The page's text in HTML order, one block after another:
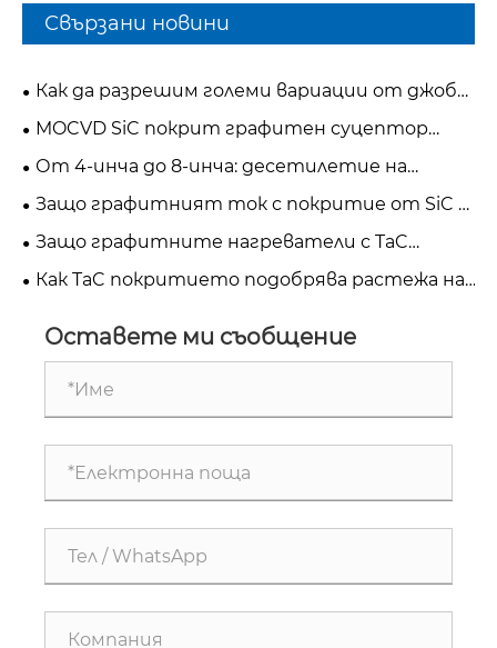
Свързани новини
Как да разрешим големи вариации от джоб
до джоб в мулти-джобни силициеви
епитаксилни графитни фиксатори?
MOCVD SiC покрит графитен суцептор
Анализ на напукване и оптимизация на
термично напрежение Казус от практиката
От 4-инча до 8-инча: десетилетие на
растеж на SiC полупроводници
Защо графитният ток с покритие от SiC е
от съществено значение за епитаксия на
полупроводници
Защо графитните нагреватели с TaC
покритие се очертават като бъдещето на
GaN MOCVD епитаксия
Как TaC покритието подобрява растежа на
Оставете ми съобщение